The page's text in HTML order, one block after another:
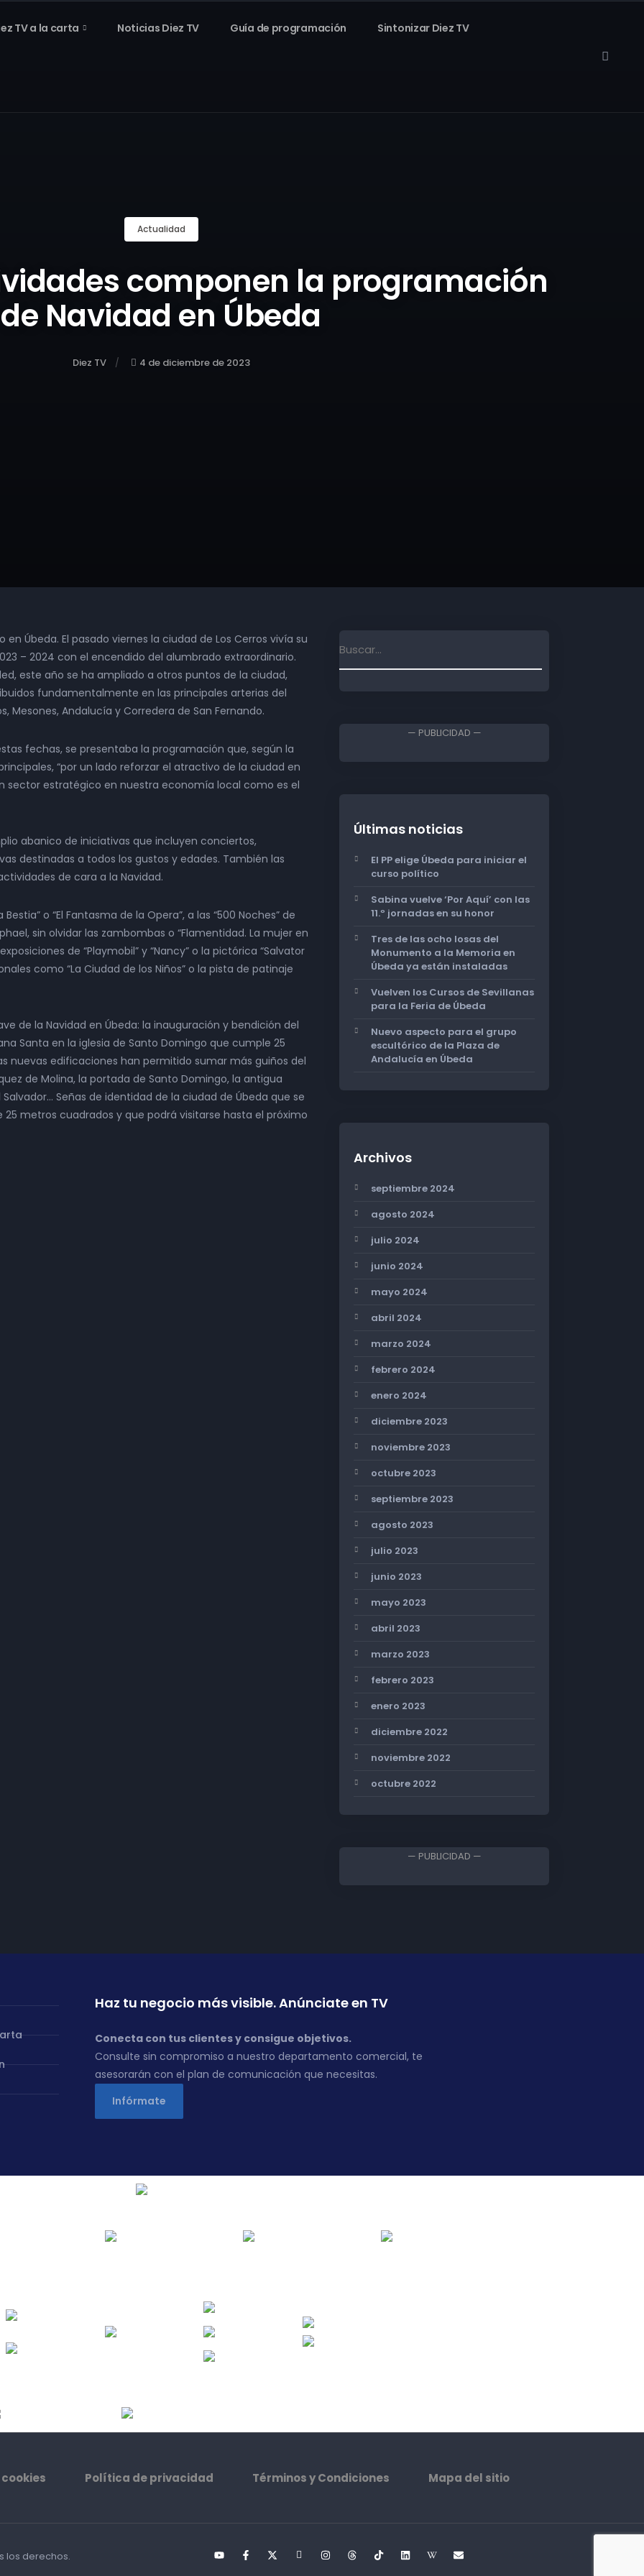
TV a la carta Noticias Diez TV Guía de programación Sintonizar Diez TV
Actualidad
componen la programación
de Navidad en Úbeda
Diez TV 4 de diciembre de 2023
Úbeda. El pasado viernes la ciudad de Los Cerros vivía su
– 2024 con el encendido del alumbrado extraordinario.
este año se ha ampliado a otros puntos de la ciudad,
fundamentalmente en las principales arterias del
Mesones, Andalucía y Corredera de San Fernando.
fechas, se presentaba la programación que, según la
“por un lado reforzar el atractivo de la ciudad en
sector estratégico en nuestra economía local como es el
abanico de iniciativas que incluyen conciertos,
destinadas a todos los gustos y edades. También las
de cara a la Navidad.
o “El Fantasma de la Opera”, a las “500 Noches” de
sin olvidar las zambombas o “Flamentidad. La mujer en
de “Playmobil” y “Nancy” o la pictórica “Salvator
como “La Ciudad de los Niños” o la pista de patinaje
de la Navidad en Úbeda: la inauguración y bendición del
Santa en la iglesia de Santo Domingo que cumple 25
nuevas edificaciones han permitido sumar más guiños del
de Molina, la portada de Santo Domingo, la antigua
Señas de identidad de la ciudad de Úbeda que se
metros cuadrados y que podrá visitarse hasta el próximo
— PUBLICIDAD —
Últimas noticias
El PP elige Úbeda para iniciar el
curso político
Sabina vuelve ‘Por Aquí’ con las
11.º jornadas en su honor
Tres de las ocho losas del
Monumento a la Memoria en
Úbeda ya están instaladas
Vuelven los Cursos de Sevillanas
para la Feria de Úbeda
Nuevo aspecto para el grupo
escultórico de la Plaza de
Andalucía en Úbeda
Archivos
septiembre 2024
agosto 2024
julio 2024
junio 2024
mayo 2024
abril 2024
marzo 2024
febrero 2024
enero 2024
diciembre 2023
noviembre 2023
octubre 2023
septiembre 2023
agosto 2023
julio 2023
junio 2023
mayo 2023
abril 2023
marzo 2023
febrero 2023
enero 2023
diciembre 2022
noviembre 2022
octubre 2022
— PUBLICIDAD —
Haz tu negocio más visible. Anúnciate en TV
Conecta con tus clientes y consigue objetivos.
Consulte sin compromiso a nuestro departamento comercial, te
asesorarán con el plan de comunicación que necesitas.
Infórmate
Política de privacidad Términos y Condiciones Mapa del sitio
los derechos.